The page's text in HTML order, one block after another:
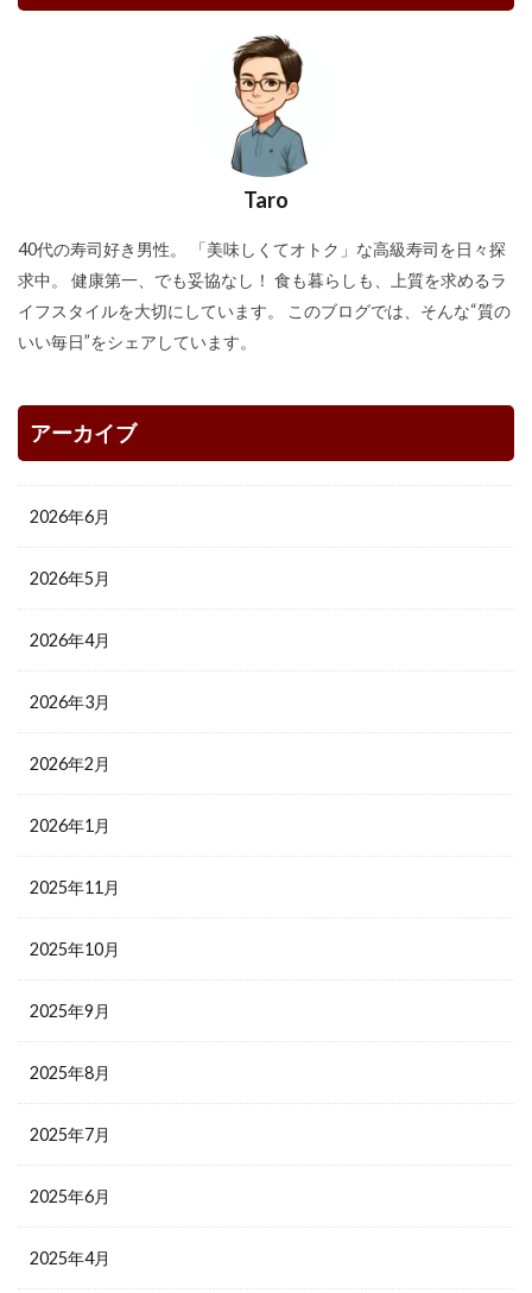
Taro
40代の寿司好き男性。 「美味しくてオトク」な高級寿司を日々探
求中。 健康第一、でも妥協なし！ 食も暮らしも、上質を求めるラ
イフスタイルを大切にしています。 このブログでは、そんな“質の
いい毎日”をシェアしています。
アーカイブ
2026年6月
2026年5月
2026年4月
2026年3月
2026年2月
2026年1月
2025年11月
2025年10月
2025年9月
2025年8月
2025年7月
2025年6月
2025年4月